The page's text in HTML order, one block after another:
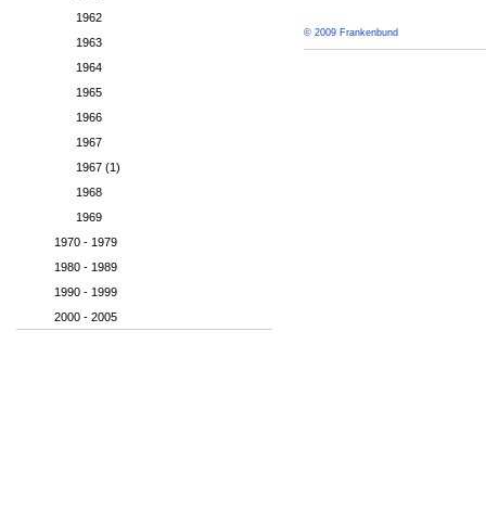
© 2009 Frankenbund
1962
1963
1964
1965
1966
1967
1967 (1)
1968
1969
1970 - 1979
1980 - 1989
1990 - 1999
2000 - 2005